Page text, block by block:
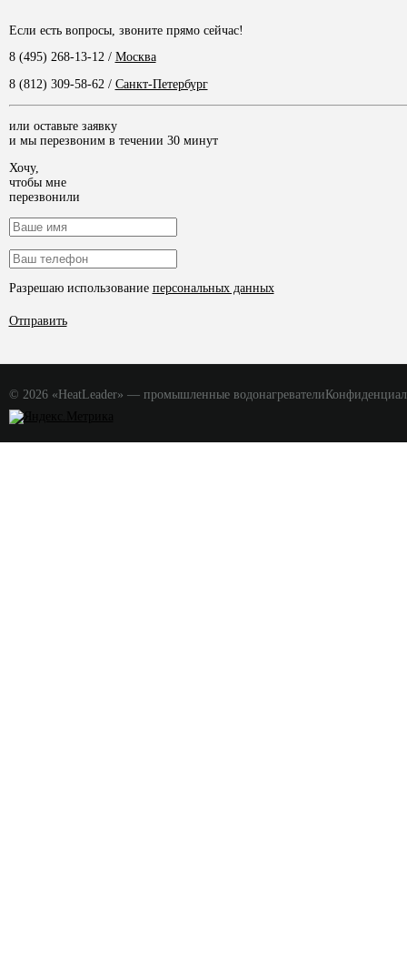
Если есть вопросы, звоните прямо сейчас!
8 (495) 268-13-12/ Москва
8 (812) 309-58-62/ Санкт-Петербург
или оставьте заявку
и мы перезвоним в течении 30 минут
Хочу,
чтобы мне
перезвонили
Разрешаю использование персональных данных
Отправить
© 2026 «HeatLeader» — промышленные водонагреватели